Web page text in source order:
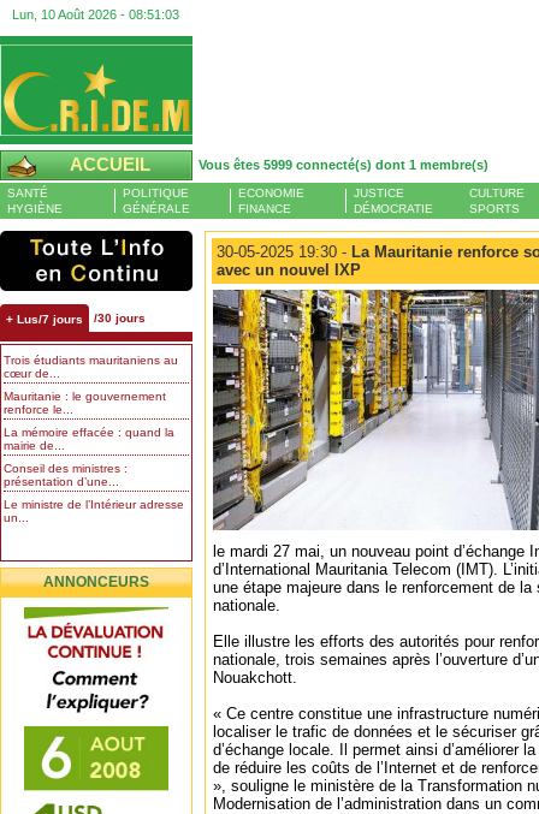
Lun, 10 Août 2026 - 08:51:04
ACCUEIL Vous êtes 5999 connecté(s) dont 1 membre(s)
SANTÉ
HYGIÈNE
POLITIQUE
GÉNÉRALE
ECONOMIE
FINANCE
JUSTICE
DÉMOCRATIE
CULTURE
SPORTS
+ Lus/7 jours /30 jours
Trois étudiants mauritaniens au
cœur de...
Mauritanie : le gouvernement
renforce le...
La mémoire effacée : quand la
mairie de...
Conseil des ministres :
présentation d’une...
Le ministre de l’Intérieur adresse
un...
ANNONCEURS
30-05-2025 19:30 - La Mauritanie renforce
avec un nouvel IXP
le mardi 27 mai, un nouveau point d’échange
d’International Mauritania Telecom (IMT).
une étape majeure dans le renforcement de la
nationale.
Elle illustre les efforts des autorités pour
nationale, trois semaines après l’ouverture
Nouakchott.
« Ce centre constitue une infrastructure
localiser le trafic de données et le sécuriser
d’échange locale. Il permet ainsi d’améliorer
de réduire les coûts de l’Internet et de
», souligne le ministère de la Transformation
Modernisation de l’administration dans un